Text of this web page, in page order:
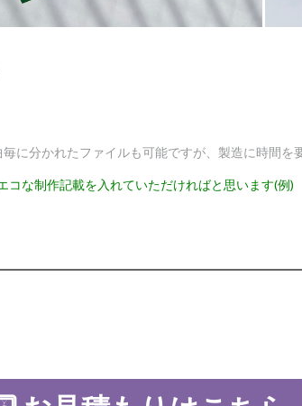
分かれたファイルも可能ですが、製造に時間を
な制作記載を入れていただければと思います(例)